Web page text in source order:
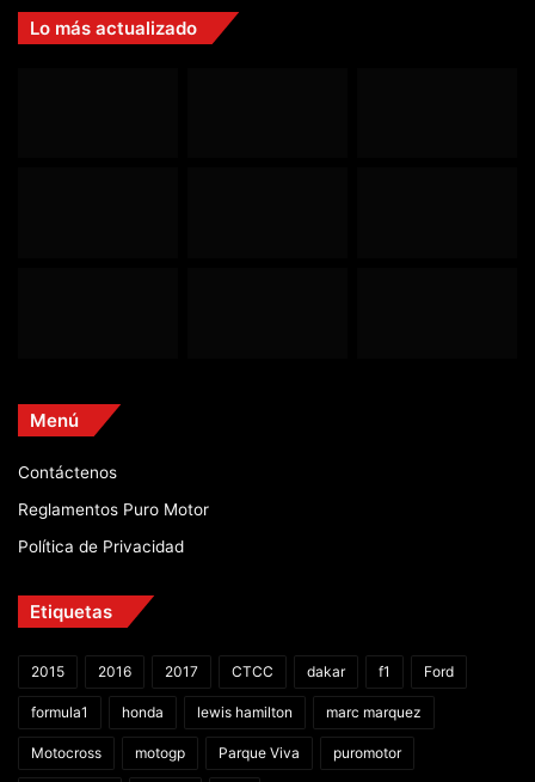
Lo más actualizado
Menú
Contáctenos
Reglamentos Puro Motor
Política de Privacidad
Etiquetas
2015 2016 2017 CTCC dakar f1 Ford
formula1 honda lewis hamilton marc marquez
Motocross motogp Parque Viva puromotor